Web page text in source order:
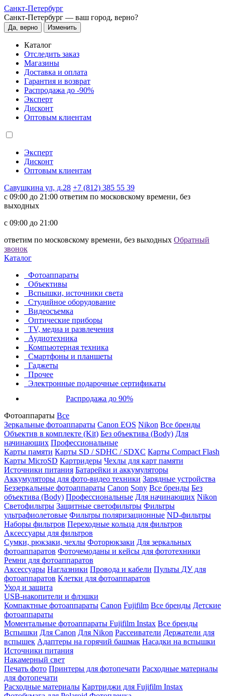
Санкт-Петербург
Санкт-Петербург — ваш город, верно?
Да, верно Изменить
Каталог
Отследить заказ
Магазины
Доставка и оплата
Гарантия и возврат
Распродажа до -90%
Эксперт
Дисконт
Оптовым клиентам
Эксперт
Дисконт
Оптовым клиентам
Савушкина ул, д.28 +7 (812) 385 55 39
c 09:00 до 21:00 ответим по московскому времени, без
выходных
c 09:00 до 21:00
ответим по московскому времени, без выходных Обратный
звонок
Каталог
Фотоаппараты
Объективы
Вспышки, источники света
Студийное оборудование
Видеосъемка
Оптические приборы
TV, медиа и развлечения
Аудиотехника
Компьютерная техника
Смартфоны и планшеты
Гаджеты
Прочее
Электронные подарочные сертификаты
Распродажа до 90%
Фотоаппараты Все
Зеркальные фотоаппараты Canon EOS Nikon Все бренды
Объектив в комплекте (Kit) Без объектива (Body) Для
начинающих Профессиональные
Карты памяти Карты SD / SDHC / SDXC Карты Compact Flash
Карты MicroSD Картридеры Чехлы для карт памяти
Источники питания Батарейки и аккумуляторы
Аккумуляторы для фото-видео техники Зарядные устройства
Беззеркальные фотоаппараты Canon Sony Все бренды Без
объектива (Body) Профессиональные Для начинающих Nikon
Светофильтры Защитные светофильтры Фильтры
ультрафиолетовые Фильтры поляризационные ND-фильтры
Наборы фильтров Переходные кольца для фильтров
Аксессуары для фильтров
Сумки, рюкзаки, чехлы Фоторюкзаки Для зеркальных
фотоаппаратов Фоточемоданы и кейсы для фототехники
Ремни для фотоаппаратов
Аксессуары Наглазники Провода и кабели Пульты ДУ для
фотоаппаратов Клетки для фотоаппаратов
Уход и защита
USB-накопители и флэшки
Компактные фотоаппараты Canon Fujifilm Все бренды Детские
фотоаппараты
Моментальные фотоаппараты Fujifilm Instax Все бренды
Вспышки Для Canon Для Nikon Рассеиватели Держатели для
вспышек Адаптеры на горячий башмак Насадки на вспышки
Источники питания
Накамерный свет
Печать фото Принтеры для фотопечати Расходные материалы
для фотопечати
Расходные материалы Картриджи для Fujifilm Instax